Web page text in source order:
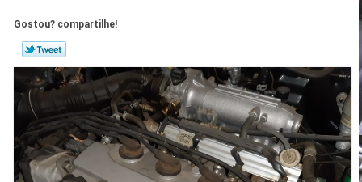
Gostou? compartilhe!